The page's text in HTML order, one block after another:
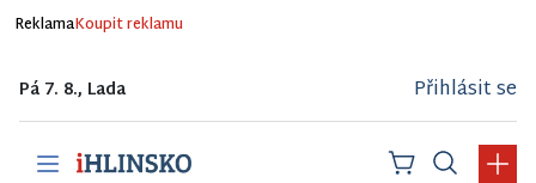
ReklamaKoupit reklamu
Pá 7. 8., Lada Přihlásit se